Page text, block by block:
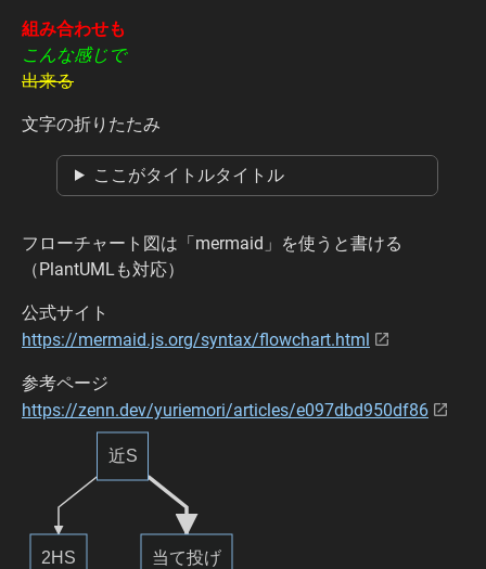
組み合わせも
こんな感じで
出来る
文字の折りたたみ
ここがタイトルタイトル
フローチャート図は「mermaid」を使うと書ける
（PlantUMLも対応）
公式サイト
https://mermaid.js.org/syntax/flowchart.html
参考ページ
https://zenn.dev/yuriemori/articles/e097dbd950df86
近S
2HS 当て投げ